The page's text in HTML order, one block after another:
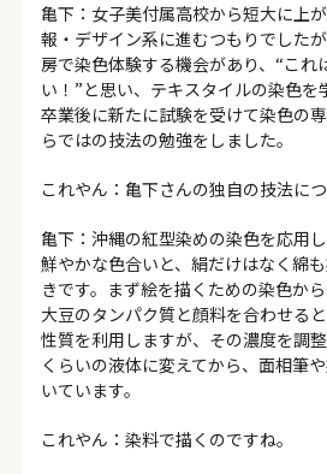
亀下：女子美付属高校から短大に上
報・デザイン系に進むつもりでした
房で染色体験する機会があり、“これ
い！”と思い、テキスタイルの染色を
卒業後に新たに試験を受けて染色の
らではの技法の勉強をしました。
これやん：亀下さんの独自の技法に
亀下：沖縄の紅型染めの染色を応用
鮮やかな色合いと、絹だけはなく綿
きです。まず絵を描くための染色か
大豆のタンパク質と顔料を合わせる
性質を利用しますが、その濃度を調
くらいの液体に変えてから、面相筆
いています。
これやん：染料で描くのですね。